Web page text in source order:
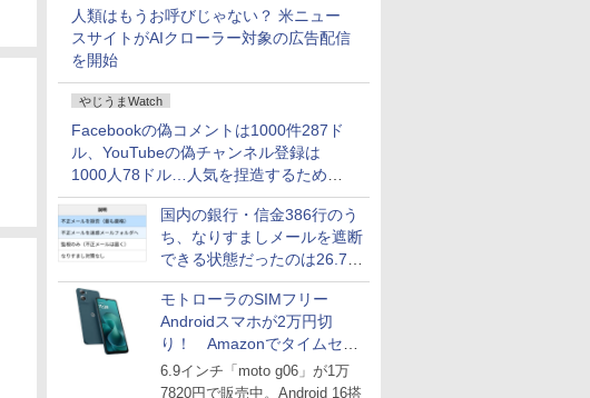
ど！その14】
人類はもうお呼びじゃない？ 米ニュー
スサイトがAIクローラー対象の広告配信
を開始
やじうまWatch
Facebookの偽コメントは1000件287ド
ル、YouTubeの偽チャンネル登録は
1000人78ドル…人気を捏造するための
価格リストが公開中
国内の銀行・信金386行のう
ち、なりすましメールを遮断
できる状態だったのは26.7％
にとどまる～GMOブランド
セキュリティ調査
モトローラのSIMフリー
Androidスマホが2万円切
り！ Amazonでタイムセー
ル
6.9インチ「moto g06」が1万
7820円で販売中。Android 16搭